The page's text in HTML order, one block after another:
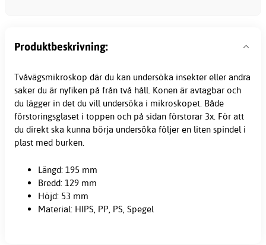
Produktbeskrivning:
Tvåvägsmikroskop där du kan undersöka insekter eller andra
saker du är nyfiken på från två håll. Konen är avtagbar och
du lägger in det du vill undersöka i mikroskopet. Både
förstoringsglaset i toppen och på sidan förstorar 3x. För att
du direkt ska kunna börja undersöka följer en liten spindel i
plast med burken.
Längd: 195 mm
Bredd: 129 mm
Höjd: 53 mm
Material: HIPS, PP, PS, Spegel